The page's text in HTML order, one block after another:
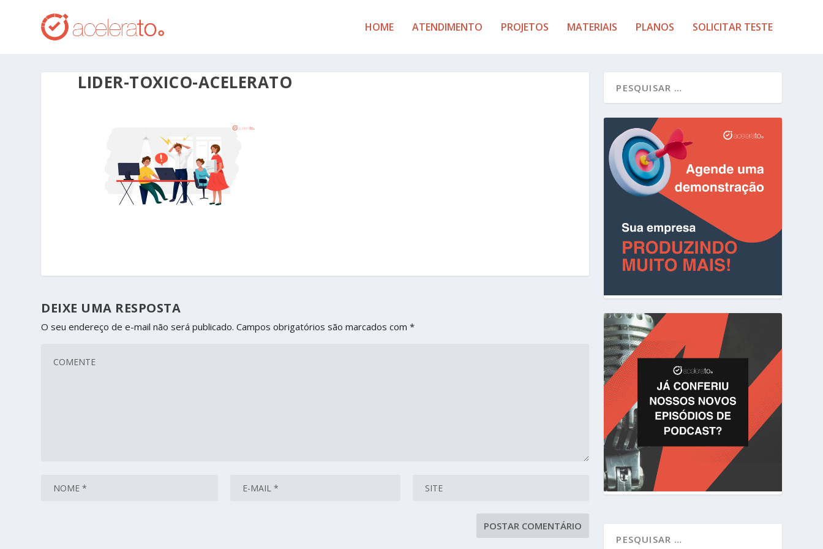
HOME ATENDIMENTO PROJETOS MATERIAIS PLANOS SOLICITAR TESTE
LIDER-TOXICO-ACELERATO
DEIXE UMA RESPOSTA
O seu endereço de e-mail não será publicado. Campos obrigatórios são marcados com*